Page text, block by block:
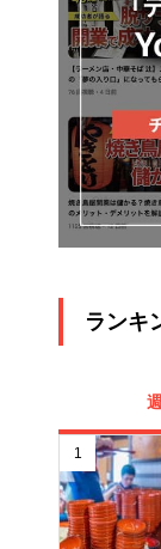
ランキ
1